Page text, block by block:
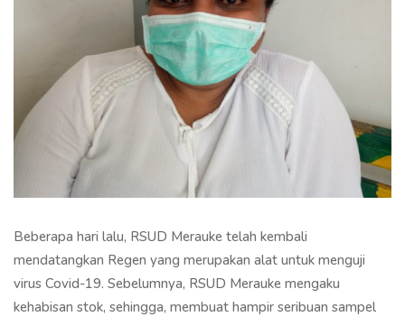
Beberapa hari lalu, RSUD Merauke telah kembali
mendatangkan Regen yang merupakan alat untuk menguji
virus Covid-19. Sebelumnya, RSUD Merauke mengaku
kehabisan stok, sehingga, membuat hampir seribuan sampel